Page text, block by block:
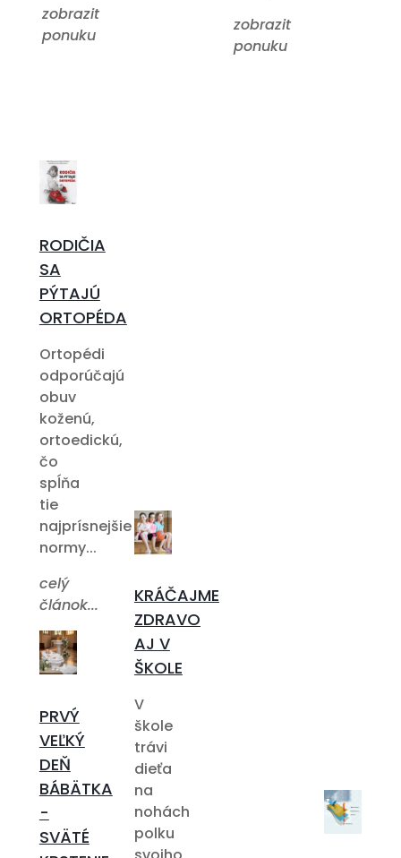
zobrazit
ponuku
zobrazit
ponuku
RODIČIA
SA
PÝTAJÚ
ORTOPÉDA
Ortopédi
odporúčajú
obuv
koženú,
ortoedickú,
čo
spĺňa
tie
najprísnejšie
normy...
celý
článok...
PRVÝ
VEĽKÝ
DEŇ
BÁBÄTKA
-
SVÄTÉ
KRÁČAJME
ZDRAVO
AJ V
ŠKOLE
V
škole
trávi
dieťa
na
nohách
polku